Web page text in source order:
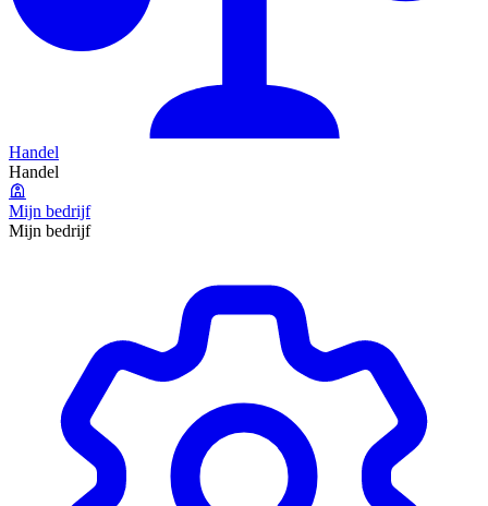
Handel
Handel
Mijn bedrijf
Mijn bedrijf